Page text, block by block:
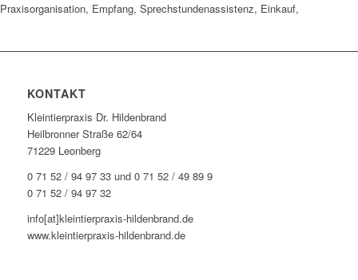
Praxisorganisation, Empfang, Sprechstundenassistenz, Einkauf,
KONTAKT
Kleintierpraxis Dr. Hildenbrand
Heilbronner Straße 62/64
71229 Leonberg
0 71 52 / 94 97 33 und 0 71 52 / 49 89 9
0 71 52 / 94 97 32
info[at]kleintierpraxis-hildenbrand.de
www.kleintierpraxis-hildenbrand.de